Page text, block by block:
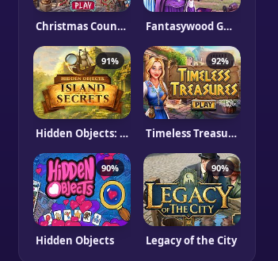
Christmas Countdown Fantasywood Guards
91%
Hidden Objects: Island Secrets
92%
Timeless Treasures
90%
Hidden Objects
90%
Legacy of the City